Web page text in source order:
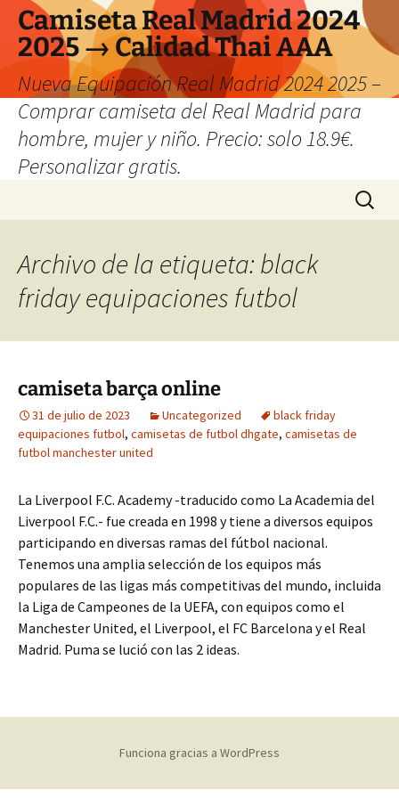
Camiseta Real Madrid 2024
2025 → Calidad Thai AAA
Nueva Equipación Real Madrid 2024 2025 –
Comprar camiseta del Real Madrid para
hombre, mujer y niño. Precio: solo 18.9€.
Personalizar gratis.
Buscar:
Archivo de la etiqueta: black
friday equipaciones futbol
camiseta barça online
31 de julio de 2023 Uncategorized
black friday
equipaciones futbol, camisetas de futbol dhgate, camisetas de
futbol manchester united
La Liverpool F.C. Academy -traducido como La Academia del
Liverpool F.C.- fue creada en 1998 y tiene a diversos equipos
participando en diversas ramas del fútbol nacional.
Tenemos una amplia selección de los equipos más
populares de las ligas más competitivas del mundo, incluida
la Liga de Campeones de la UEFA, con equipos como el
Manchester United, el Liverpool, el FC Barcelona y el Real
Madrid. Puma se lució con las 2 ideas.
Funciona gracias a WordPress